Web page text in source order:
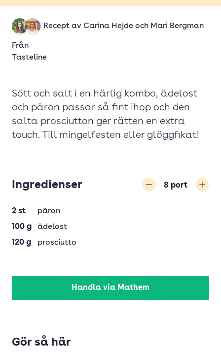
Recept av Carina Hejde och Mari Bergman
Från
Tasteline
Sött och salt i en härlig kombo, ädelost
och päron passar så fint ihop och den
salta prosciutton ger rätten en extra
touch. Till mingelfesten eller glöggfikat!
Ingredienser 8 port
2 st
päron
100 g
ädelost
120 g prosciutto
Handla via Mathem
Gör så här